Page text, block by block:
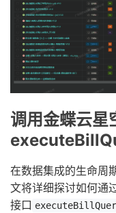
调用金蝶云星
在数据集成的生命周
文将详细探讨如何通
接口